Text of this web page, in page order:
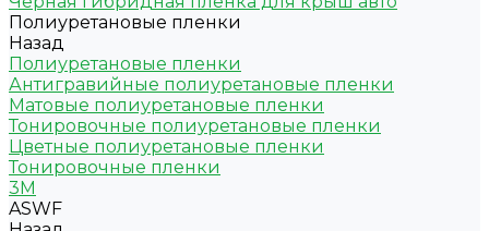
Полиуретановые пленки
Назад
Полиуретановые пленки
Антигравийные полиуретановые пленки
Матовые полиуретановые пленки
Тонировочные полиуретановые пленки
Цветные полиуретановые пленки
Тонировочные пленки
3M
ASWF